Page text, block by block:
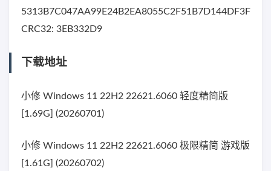
5313B7C047AA99E24B2EA8055C2F51B7D144DF3F
CRC32: 3EB332D9
下载地址
小修 Windows 11 22H2 22621.6060 轻度精简版
[1.69G] (20260701)
小修 Windows 11 22H2 22621.6060 极限精简 游戏版
[1.61G] (20260702)